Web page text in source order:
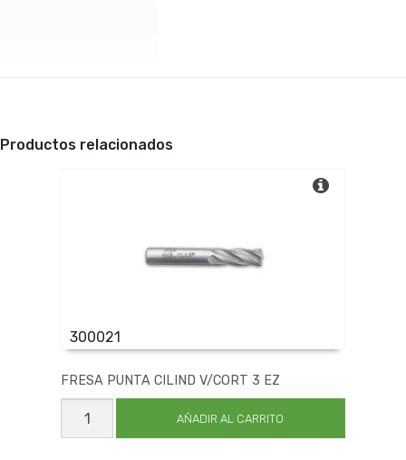
Productos relacionados
300021
FRESA PUNTA CILIND V/CORT 3 EZ
FRESA
PUNTA
CILIND
AÑADIR AL CARRITO